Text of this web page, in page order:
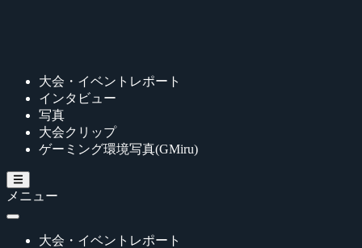
大会・イベントレポート
インタビュー
写真
大会クリップ
ゲーミング環境写真(GMiru)
メニュー
大会・イベントレポート